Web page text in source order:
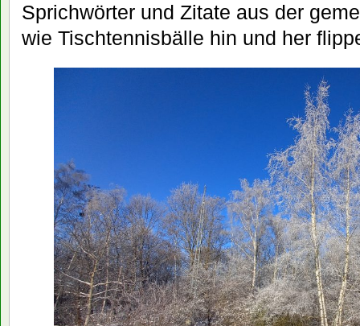
Sprichwörter und Zitate aus der
wie Tischtennisbälle hin und her